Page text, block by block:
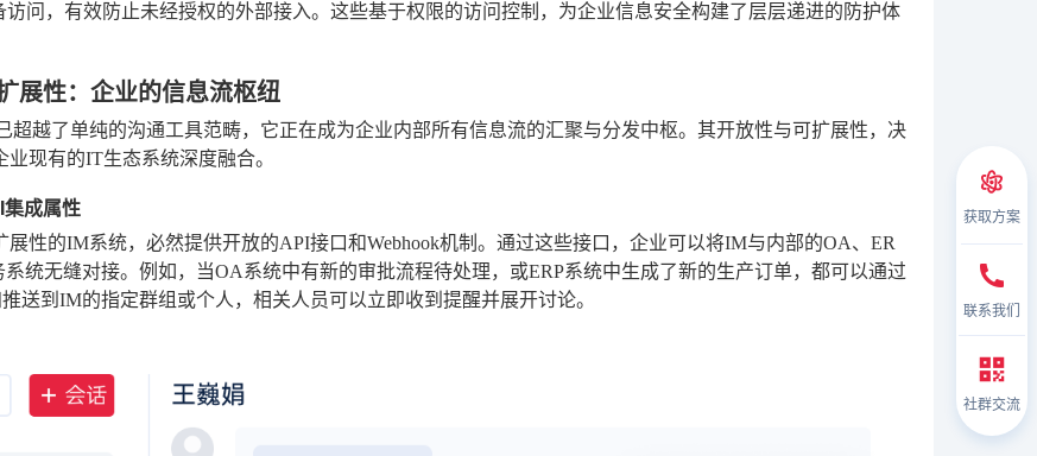
访问，有效防止未经授权的外部接入。这些基于权限的访问控制，为企业信息安全构建了层层递进的防护体
展性：企业的信息流枢纽
超越了单纯的沟通工具范畴，它正在成为企业内部所有信息流的汇聚与分发中枢。其开放性与可扩展性，决
业现有的IT生态系统深度融合。
成属性
展性的IM系统，必然提供开放的API接口和Webhook机制。通过这些接口，企业可以将IM与内部的OA、ER
系统无缝对接。例如，当OA系统中有新的审批流程待处理，或ERP系统中生成了新的生产订单，都可以通过
送到IM的指定群组或个人，相关人员可以立即收到提醒并展开讨论。
获取方案
联系我们
社群交流